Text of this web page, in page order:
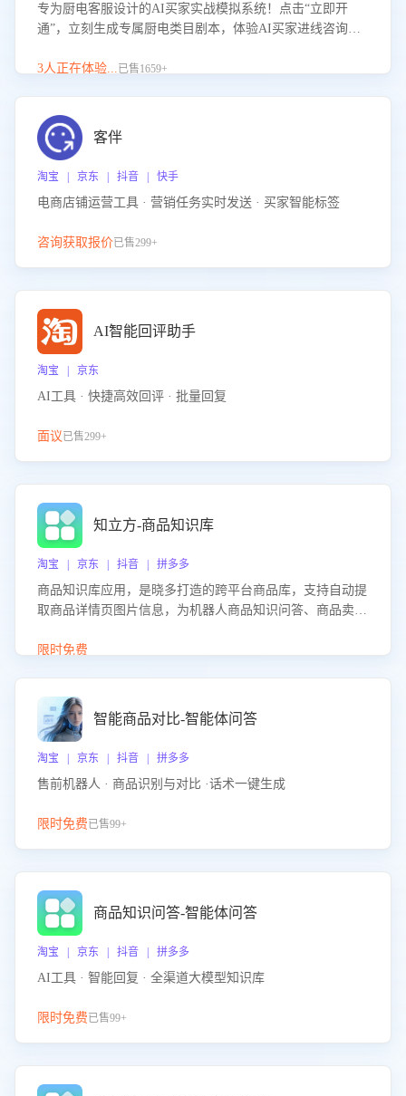
专为厨电客服设计的AI买家实战模拟系统！点击“立即开
通”，立刻生成专属厨电类目剧本，体验AI买家进线咨询真
实场景应对技巧！
3人正在体验...已售1659+
客伴
淘宝 | 京东 | 抖音 | 快手
电商店铺运营工具 · 营销任务实时发送 · 买家智能标签
咨询获取报价已售299+
AI智能回评助手
淘宝 | 京东
AI工具 · 快捷高效回评 · 批量回复
面议已售299+
知立方-商品知识库
淘宝 | 京东 | 抖音 | 拼多多
商品知识库应用，是晓多打造的跨平台商品库，支持自动提
取商品详情页图片信息，为机器人商品知识问答、商品卖点
限时免费
智能商品对比-智能体问答
淘宝 | 京东 | 抖音 | 拼多多
售前机器人 · 商品识别与对比 ·话术一键生成
限时免费已售99+
商品知识问答-智能体问答
淘宝 | 京东 | 抖音 | 拼多多
AI工具 · 智能回复 · 全渠道大模型知识库
限时免费已售99+